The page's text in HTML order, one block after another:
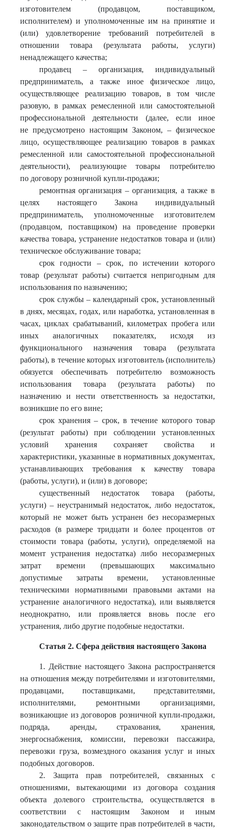
изготовителем (продавцом, поставщиком,
исполнителем) и уполномоченные им на принятие и
(или) удовлетворение требований потребителей в
отношении товара (результата работы, услуги)
ненадлежащего качества;
продавец – организация, индивидуальный
предприниматель, а также иное физическое лицо,
осуществляющее реализацию товаров, в том числе
разовую, в рамках ремесленной или самостоятельной
профессиональной деятельности (далее, если иное
не предусмотрено настоящим Законом, – физическое
лицо, осуществляющее реализацию товаров в рамках
ремесленной или самостоятельной профессиональной
деятельности), реализующие товары потребителю
по договору розничной купли-продажи;
ремонтная организация – организация, а также в
целях настоящего Закона индивидуальный
предприниматель, уполномоченные изготовителем
(продавцом, поставщиком) на проведение проверки
качества товара, устранение недостатков товара и (или)
техническое обслуживание товара;
срок годности – срок, по истечении которого
товар (результат работы) считается непригодным для
использования по назначению;
срок службы – календарный срок, установленный
в днях, месяцах, годах, или наработка, установленная в
часах, циклах срабатываний, километрах пробега или
иных аналогичных показателях, исходя из
функционального назначения товара (результата
работы), в течение которых изготовитель (исполнитель)
обязуется обеспечивать потребителю возможность
использования товара (результата работы) по
назначению и нести ответственность за недостатки,
возникшие по его вине;
срок хранения – срок, в течение которого товар
(результат работы) при соблюдении установленных
условий хранения сохраняет свойства и
характеристики, указанные в нормативных документах,
устанавливающих требования к качеству товара
(работы, услуги), и (или) в договоре;
существенный недостаток товара (работы,
услуги) – неустранимый недостаток, либо недостаток,
который не может быть устранен без несоразмерных
расходов (в размере тридцати и более процентов от
стоимости товара (работы, услуги), определяемой на
момент устранения недостатка) либо несоразмерных
затрат времени (превышающих максимально
допустимые затраты времени, установленные
техническими нормативными правовыми актами на
устранение аналогичного недостатка), или выявляется
неоднократно, или проявляется вновь после его
устранения, либо другие подобные недостатки.
Статья 2. Сфера действия настоящего Закона
1. Действие настоящего Закона распространяется
на отношения между потребителями и изготовителями,
продавцами, поставщиками, представителями,
исполнителями, ремонтными организациями,
возникающие из договоров розничной купли-продажи,
подряда, аренды, страхования, хранения,
энергоснабжения, комиссии, перевозки пассажира,
перевозки груза, возмездного оказания услуг и иных
подобных договоров.
2. Защита прав потребителей, связанных с
отношениями, вытекающими из договора создания
объекта долевого строительства, осуществляется в
соответствии с настоящим Законом и иным
законодательством о защите прав потребителей в части,